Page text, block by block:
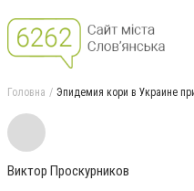
Головна Эпидемия кори в Украине
Виктор Проскурников